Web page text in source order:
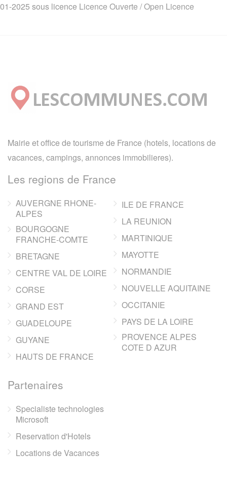
01-2025 sous licence Licence Ouverte / Open Licence
Mairie et office de tourisme de France (hotels, locations de
vacances, campings, annonces immobilieres).
Les regions de France
AUVERGNE RHONE-
ALPES
BOURGOGNE
FRANCHE-COMTE
BRETAGNE
CENTRE VAL DE LOIRE
CORSE
GRAND EST
GUADELOUPE
GUYANE
HAUTS DE FRANCE
ILE DE FRANCE
LA REUNION
MARTINIQUE
MAYOTTE
NORMANDIE
NOUVELLE AQUITAINE
OCCITANIE
PAYS DE LA LOIRE
PROVENCE ALPES
COTE D AZUR
Partenaires
Specialiste technologies
Microsoft
Reservation d'Hotels
Locations de Vacances